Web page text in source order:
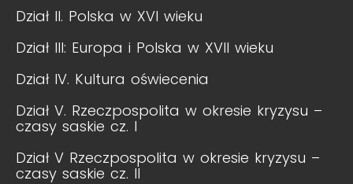
Dział II. Polska w XVI wieku
Dział III: Europa i Polska w XVII wieku
Dział IV. Kultura oświecenia
Dział V. Rzeczpospolita w okresie kryzysu –
czasy saskie cz. I
Dział V Rzeczpospolita w okresie kryzysu –
czasy saskie cz. II